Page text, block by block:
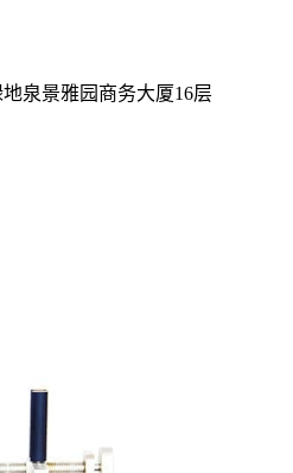
泉景雅园商务大厦16层